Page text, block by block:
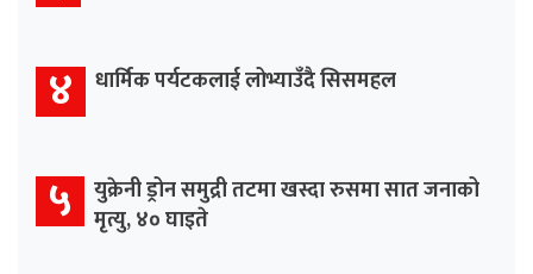
४ धार्मिक पर्यटकलाई लोभ्याउँदै सिसमहल
५ युक्रेनी ड्रोन समुद्री तटमा खस्दा रुसमा सात जनाको
मृत्यु, ४० घाइते